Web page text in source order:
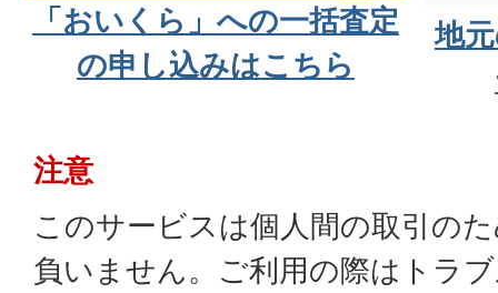
「おいくら」への一括査定
の申し込みはこちら
地
注意
このサービスは個人間の取引の
負いません。ご利用の際はトラ